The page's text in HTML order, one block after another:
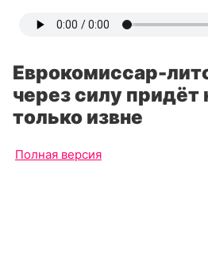
Еврокомиссар-
через силу придёт
только извне
Полная версия